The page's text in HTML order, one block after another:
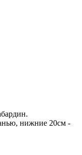
нижние 20см -